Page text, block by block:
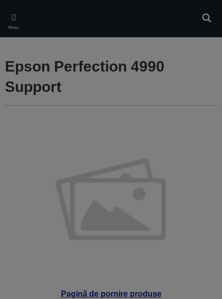
main
content
Meniu
Pagină de pornire produse
Epson Perfection 4990
Support